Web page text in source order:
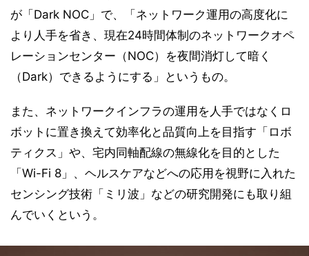
が「Dark NOC」で、「ネットワーク運用の高度化に
より人手を省き、現在24時間体制のネットワークオペ
レーションセンター（NOC）を夜間消灯して暗く
（Dark）できるようにする」というもの。
また、ネットワークインフラの運用を人手ではなくロ
ボットに置き換えて効率化と品質向上を目指す「ロボ
ティクス」や、宅内同軸配線の無線化を目的とした
「Wi-Fi 8」、ヘルスケアなどへの応用を視野に入れた
センシング技術「ミリ波」などの研究開発にも取り組
んでいくという。